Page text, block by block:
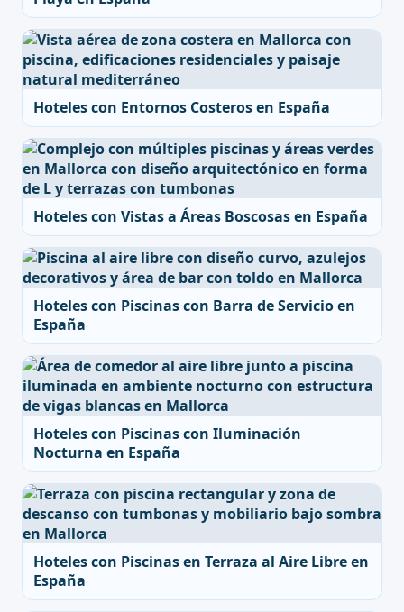
Hoteles con Entornos Costeros en España
Hoteles con Vistas a Áreas Boscosas en España
Hoteles con Piscinas con Barra de Servicio en
España
Hoteles con Piscinas con Iluminación
Nocturna en España
Hoteles con Piscinas en Terraza al Aire Libre en
España